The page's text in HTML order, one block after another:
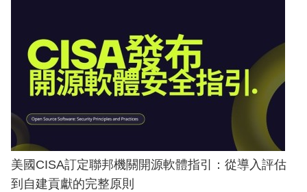
美國CISA訂定聯邦機關開源軟體指引：從導入評估
到自建貢獻的完整原則